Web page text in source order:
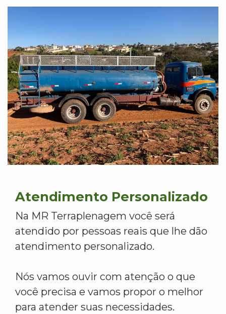
Atendimento Personalizado
Na MR Terraplenagem você será
atendido por pessoas reais que lhe dão
atendimento personalizado.
Nós vamos ouvir com atenção o que
você precisa e vamos propor o melhor
para atender suas necessidades.